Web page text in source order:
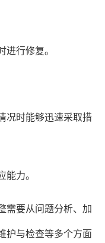
行修复。
时能够迅速采取措
力。
要从问题分析、加
护与检查等多个方面